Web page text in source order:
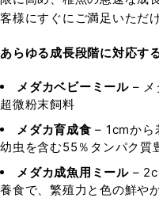
客様にすぐにご満足いただ
あらゆる成長段階に対応す
メダカベビーミール– メ
超微粉末飼料
メダカ育成食 – 1cmから
幼虫を含む55％タンパク質
メダカ成魚用ミール–
養食で、繁殖力と色の鮮や